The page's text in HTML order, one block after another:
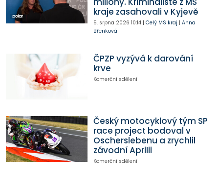
kraje zasahovali v Kyjevě
5. srpna 2026 10:14| Celý MS kraj | Anna
Břenková
ČPZP vyzývá k darování
krve
Komerční sdělení
Český motocyklový tým SP
race project bodoval v
Oscherslebenu a zrychlil
závodní Aprilii
Komerční sdělení